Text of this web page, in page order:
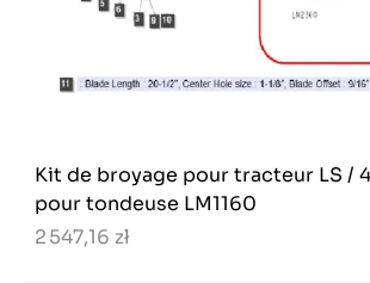
Kit de broyage pour tracteur LS /
pour tondeuse LM1160
2 547,16 zł